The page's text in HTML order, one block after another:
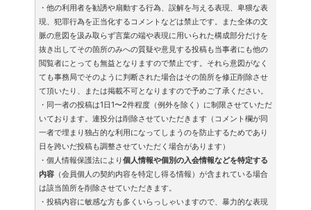
・他の利用者を勧誘や扇動する行為、誤解を与える表現、卑猥な表
現、犯罪行為を正当化するコメントなどは禁止です。また全体の文
脈の意図を汲み取らず言葉の端や表現に用いられた構成部分だけを
抜き出してその箇所のみへの質疑や意見する投稿も当事者にも他の
閲覧者にとっても無益となりますので禁止です。それら意図がなく
ても事務局でそのように判断された場合はその箇所を修正削除させ
て頂いたり、または掲載不可となりますので予めご了承ください。
・同一者の投稿は1日1〜2件程度（例外を除く）に制限させていただ
いております。連投分は削除させていただきます（コメント欄が同
一者で埋まり独占的な利用になってしまうのを防止するためであり
日を跨いだ投稿も調整させていただく場合があります）
・個人情報保護法により個人情報や個別の入会情報などを特定する
内容 （会員個人の契約内容を特定し得る情報）が含まれている場合
は該当箇所を削除させていただきます。
・投稿内容に敏感な方も多くいらっしゃいますので、暴力的な表現